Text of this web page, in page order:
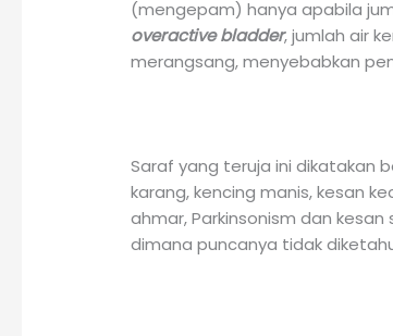
(mengepam) hanya apabila
overactive bladder, jumlah air
merangsang, menyebabkan
Saraf yang teruja ini dikatakan
karang, kencing manis, kesan
ahmar, Parkinsonism dan
dimana puncanya tidak